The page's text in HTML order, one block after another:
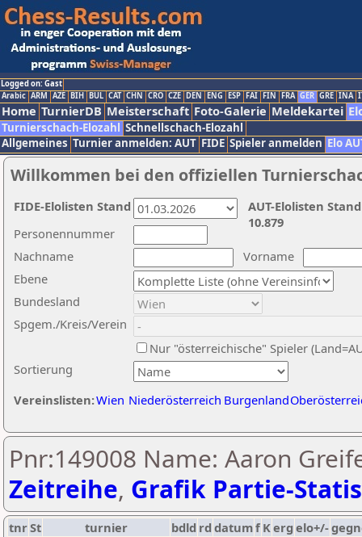
Logged on: Gast
Arabic ARM AZE BIH BUL CAT CHN CRO CZE DEN ENG ESP FAI FIN FRA GER GRE INA
Home TurnierDB Meisterschaft Foto-Galerie Meldekartei
Turnierschach-Elozahl Schnellschach-Elozahl
Allgemeines Turnier anmelden: AUT FIDE Spieler anmelden Elo
Willkommen bei den offiziellen
Nachname
Vorname
Ebene
Sortierung
Personennummer
Bundesland
Spgem./Kreis/Verein
Nur "österreichische" Spieler
Vereinslisten:Wien Niederösterreich Burgenland
AUT-Elolisten
10.879
FIDE-Elolisten Stand
Pnr:149008 Name: Aaron
Zeitreihe, Grafik Partie-
tnrSt turnier bdld rd datumf Kerg elo+/-